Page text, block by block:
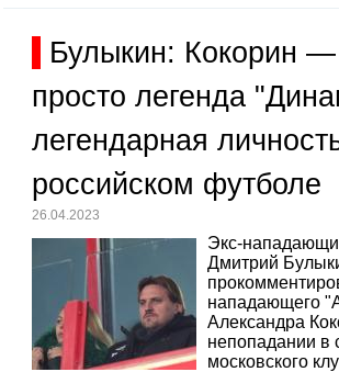
Булыкин: Кокорин
просто легенда
легендарная
российском футболе
26.04.2023
Экс-
Дмитрий
нападающего
Александра
непопадании в
московского